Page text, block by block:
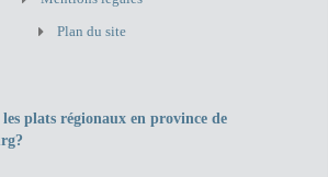
Plan du site
les plats régionaux en province de